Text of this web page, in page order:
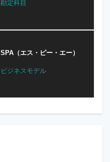
勘定科目
SPA（エス・ピー・エー）
ビジネスモデル